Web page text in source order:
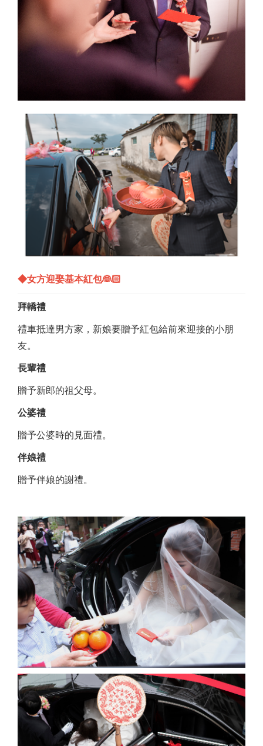
◆女方迎娶基本紅包👰🏻
拜轎禮
禮車抵達男方家，新娘要贈予紅包給前來迎接的小朋
友。
長輩禮
贈予新郎的祖父母。
公婆禮
贈予公婆時的見面禮。
伴娘禮
贈予伴娘的謝禮。